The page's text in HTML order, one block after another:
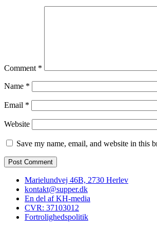
Comment *
Name *
Email *
Website
Save my name, email, and website in this
Marielundvej 46B, 2730 Herlev
kontakt@supper.dk
En del af KH-media
CVR: 37103012
Fortrolighedspolitik